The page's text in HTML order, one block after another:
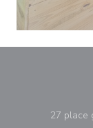
27 place